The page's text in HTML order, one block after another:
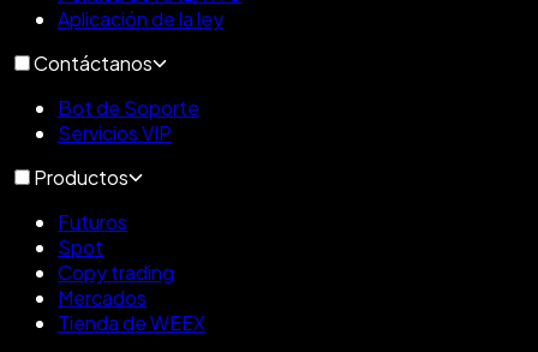
Aplicación de la ley
Contáctanos
Bot de Soporte
Servicios VIP
Productos
Futuros
Spot
Copy trading
Mercados
Tienda de WEEX